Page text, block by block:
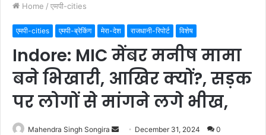
Home / एमपी-cities
एमपी-cities एमपी-ब्रेकिंग मेरा-देश राजधानी-रिपोर्ट विशेष
Indore: MIC मेंबर मनीष मामा
बने भिखारी, आखिर क्यों?, सड़क
पर लोगों से मांगने लगे भीख,
Mahendra Singh Songira
Send December 31, 2024 0